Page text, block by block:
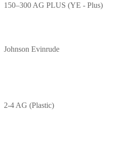
150–300 AG PLUS (YE - Plus)
Johnson Evinrude
2-4 AG (Plastic)